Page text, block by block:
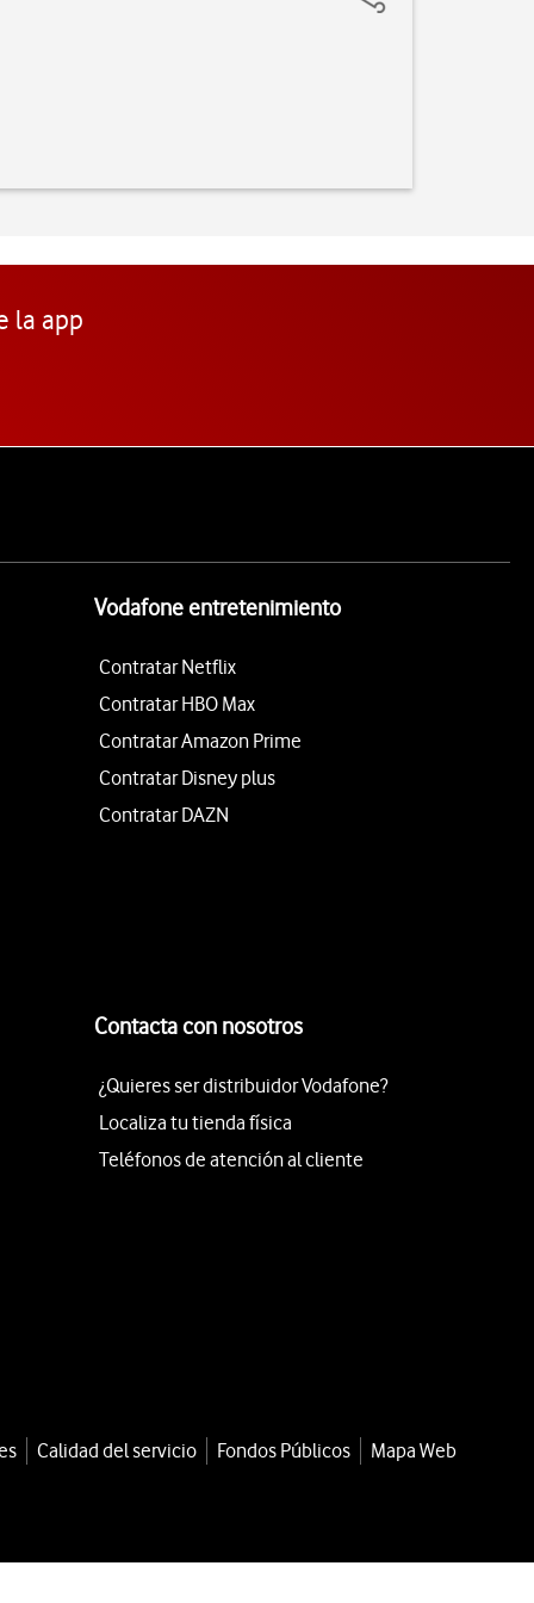
la app
Vodafone entretenimiento
Contratar Netflix
Contratar HBO Max
Contratar Amazon Prime
Contratar Disney plus
Contratar DAZN
Contacta con nosotros
¿Quieres ser distribuidor Vodafone?
Localiza tu tienda física
Teléfonos de atención al cliente
Calidad del servicio Fondos Públicos
Mapa Web